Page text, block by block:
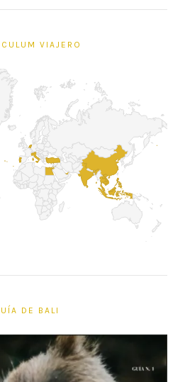
VIAJERO
DE BALI